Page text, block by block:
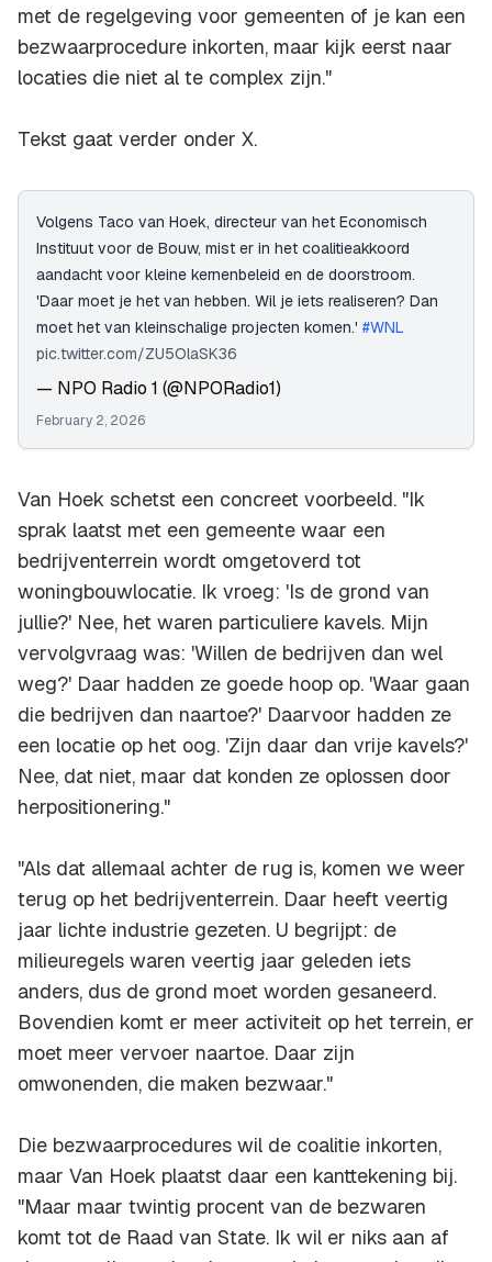
met de regelgeving voor gemeenten of je kan een
bezwaarprocedure inkorten, maar kijk eerst naar
locaties die niet al te complex zijn."
Tekst gaat verder onder X.
Volgens Taco van Hoek, directeur van het Economisch
Instituut voor de Bouw, mist er in het coalitieakkoord
aandacht voor kleine kernenbeleid en de doorstroom.
'Daar moet je het van hebben. Wil je iets realiseren? Dan
moet het van kleinschalige projecten komen.' #WNL
pic.twitter.com/ZU5OlaSK36
— NPO Radio 1 (@NPORadio1)
February 2, 2026
Van Hoek schetst een concreet voorbeeld. "Ik
sprak laatst met een gemeente waar een
bedrijventerrein wordt omgetoverd tot
woningbouwlocatie. Ik vroeg: 'Is de grond van
jullie?' Nee, het waren particuliere kavels. Mijn
vervolgvraag was: 'Willen de bedrijven dan wel
weg?' Daar hadden ze goede hoop op. 'Waar gaan
die bedrijven dan naartoe?' Daarvoor hadden ze
een locatie op het oog. 'Zijn daar dan vrije kavels?'
Nee, dat niet, maar dat konden ze oplossen door
herpositionering."
"Als dat allemaal achter de rug is, komen we weer
terug op het bedrijventerrein. Daar heeft veertig
jaar lichte industrie gezeten. U begrijpt: de
milieuregels waren veertig jaar geleden iets
anders, dus de grond moet worden gesaneerd.
Bovendien komt er meer activiteit op het terrein, er
moet meer vervoer naartoe. Daar zijn
omwonenden, die maken bezwaar."
Die bezwaarprocedures wil de coalitie inkorten,
maar Van Hoek plaatst daar een kanttekening bij.
"Maar maar twintig procent van de bezwaren
komt tot de Raad van State. Ik wil er niks aan af